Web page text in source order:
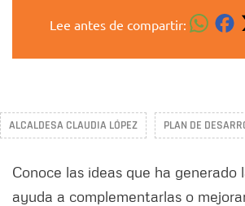
Lee antes de compartir:
ALCALDESA CLAUDIA LÓPEZ PLAN DE
Conoce las ideas que ha generado
ayuda a complementarlas o